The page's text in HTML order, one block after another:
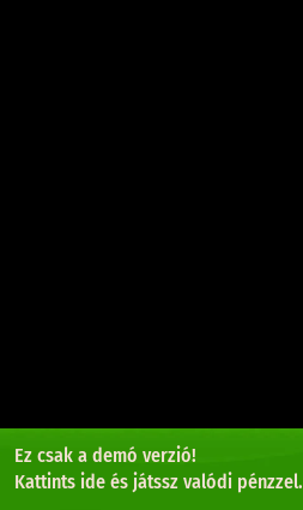
Ez csak a demó verzió!
Kattints ide és játssz valódi pénzzel.